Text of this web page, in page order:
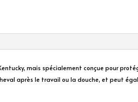
mais spécialement conçue pour
après le travail ou la douche, et peut